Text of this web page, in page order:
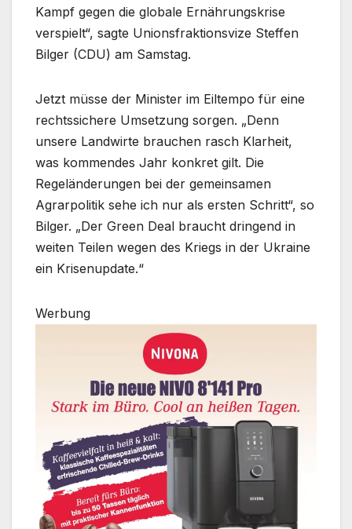
Kampf gegen die globale Ernährungskrise
verspielt“, sagte Unionsfraktionsvize Steffen
Bilger (CDU) am Samstag.
Jetzt müsse der Minister im Eiltempo für eine
rechtssichere Umsetzung sorgen. „Denn
unsere Landwirte brauchen rasch Klarheit,
was kommendes Jahr konkret gilt. Die
Regeländerungen bei der gemeinsamen
Agrarpolitik sehe ich nur als ersten Schritt“, so
Bilger. „Der Green Deal braucht dringend in
weiten Teilen wegen des Kriegs in der Ukraine
ein Krisenupdate.“
Werbung